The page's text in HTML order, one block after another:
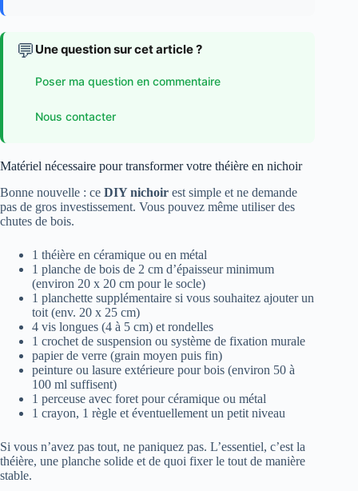
💬 Une question sur cet article ?
Poser ma question en commentaire
Nous contacter
Matériel nécessaire pour transformer votre théière en nichoir
Bonne nouvelle : ce DIY nichoir est simple et ne demande
pas de gros investissement. Vous pouvez même utiliser des
chutes de bois.
1 théière en céramique ou en métal
1 planche de bois de 2 cm d’épaisseur minimum
(environ 20 x 20 cm pour le socle)
1 planchette supplémentaire si vous souhaitez ajouter un
toit (env. 20 x 25 cm)
4 vis longues (4 à 5 cm) et rondelles
1 crochet de suspension ou système de fixation murale
papier de verre (grain moyen puis fin)
peinture ou lasure extérieure pour bois (environ 50 à
100 ml suffisent)
1 perceuse avec foret pour céramique ou métal
1 crayon, 1 règle et éventuellement un petit niveau
Si vous n’avez pas tout, ne paniquez pas. L’essentiel, c’est la
théière, une planche solide et de quoi fixer le tout de manière
stable.